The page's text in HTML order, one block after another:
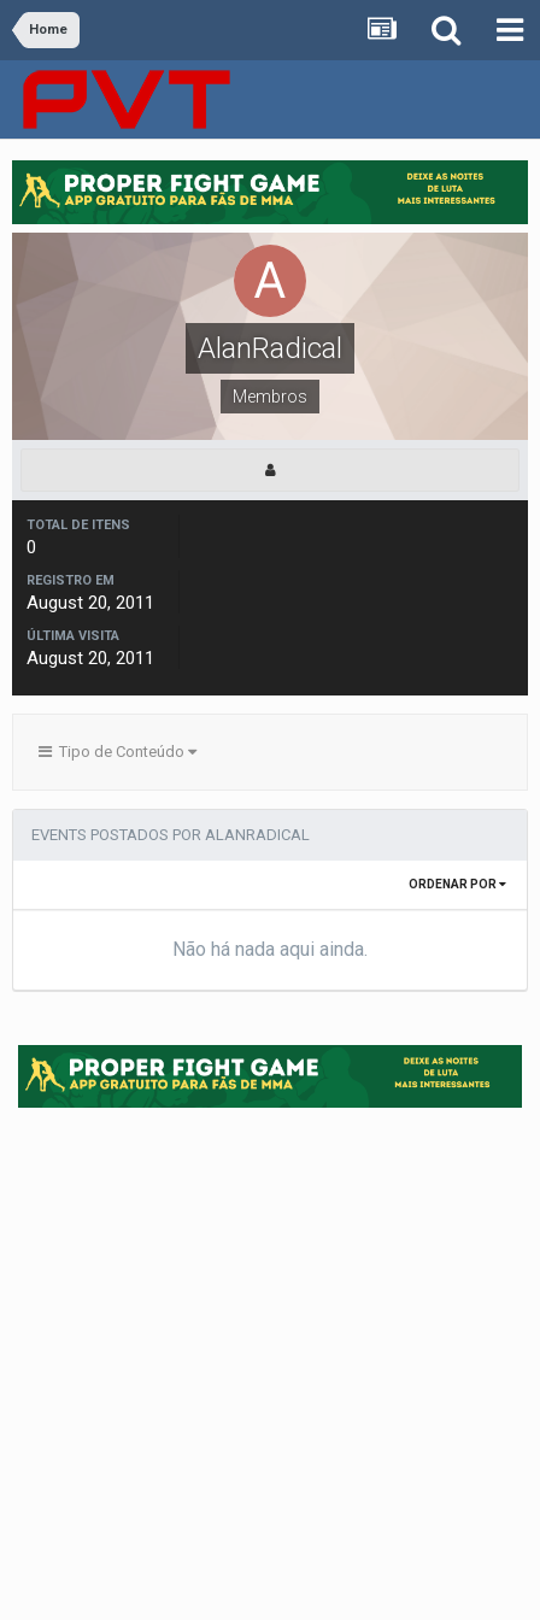
Home
AlanRadical
Membros
TOTAL DE ITENS
0
REGISTRO EM
August 20, 2011
ÚLTIMA VISITA
August 20, 2011
Tipo de Conteúdo
EVENTS POSTADOS POR ALANRADICAL
ORDENAR POR
Não há nada aqui ainda.